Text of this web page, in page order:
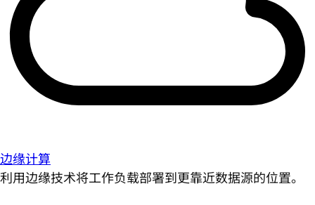
边缘计算
利用边缘技术将工作负载部署到更靠近数据源的位置。